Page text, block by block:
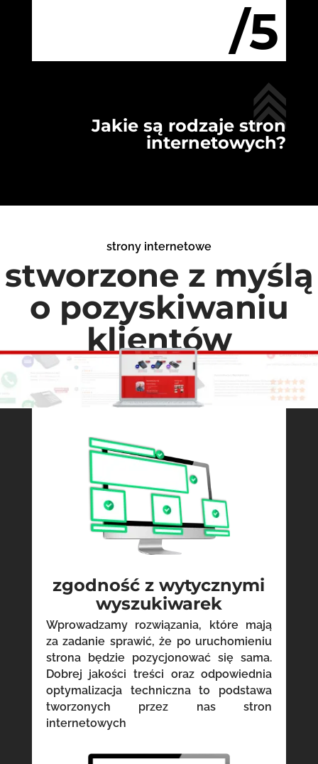
/5
Jakie są rodzaje stron
internetowych?
strony internetowe
stworzone z myślą
o pozyskiwaniu
klientów
zgodność z wytycznymi
wyszukiwarek
Wprowadzamy rozwiązania, które mają
za zadanie sprawić, że po uruchomieniu
strona będzie pozycjonować się sama.
Dobrej jakości treści oraz odpowiednia
optymalizacja techniczna to podstawa
tworzonych przez nas stron
internetowych